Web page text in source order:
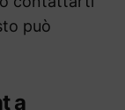
può
a